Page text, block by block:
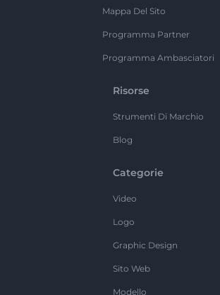
Mappa Del Sito
Programma Partner
Programma Ambasciatori
Risorse
Strumenti Di Marchio
Blog
Categorie
Video
Logo
Graphic Design
Sito Web
Modello